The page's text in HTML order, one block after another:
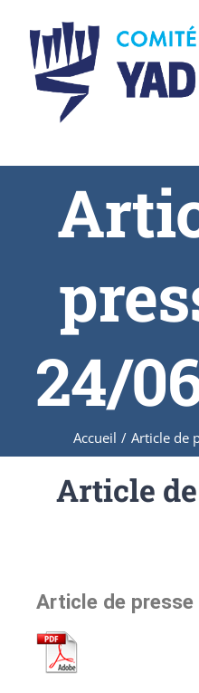
24/
Accueil / Article de
Article
Article de